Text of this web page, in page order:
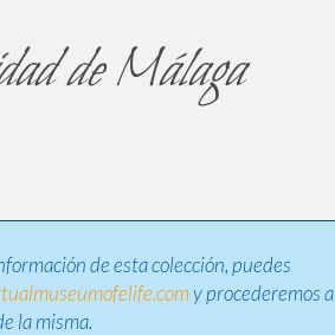
de Málaga
de esta colección, puedes
y procederemos a
la misma.